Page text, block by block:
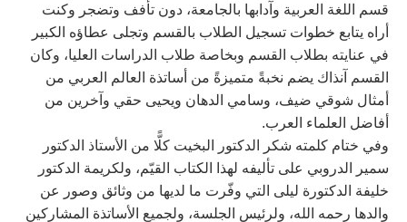
قسم اللغة العربية وآدابها بالجامعة، دون تأفف وتضجر وكنت
أراه يتابع خطوات تسجيل الطلاب بالقسم وتجلى عطاؤه الكبير
في عنايته بطلاب القسم وبخاصة طلاب الدراسات العليا، وكان
القسم آنذاك يضم نخبةً متميزةً من أساتذة العالم العربي من
أمثال شوقي ضيف، وسامي الدهان ويحيى حقي وآخرين من
أفاضل العلماء العرب.
وفي ختام كلمته شكر الدكتور البخيت كلًّا من الأستاذ الدكتور
سمير الدروبي على تأليفه لهذا الكتاب القيّم، ولكريمة الدكتور
خليفة الدكتورة ليلى التي وفّرت ما لديها من وثائق وصور عن
والدها رحمه الله، ولرئيس الجلسة، ولجميع الأساتذة المشاركين